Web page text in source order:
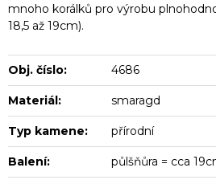
mnoho korálků pro výrobu
18,5 až 19cm).
Obj. číslo: 4686
Materiál: smaragd
Typ kamene: přírodní
Balení: půlšňůra = cca